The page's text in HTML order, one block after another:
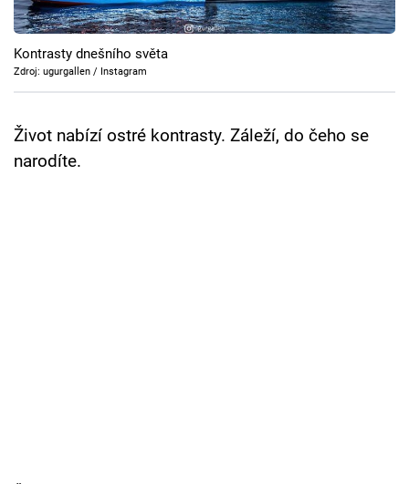
Cool Esport
Pořady
Sledujte prima+
Kontrasty dnešního světa
Zdroj: ugurgallen / Instagram
Život nabízí ostré kontrasty. Záleží, do čeho se
narodíte.